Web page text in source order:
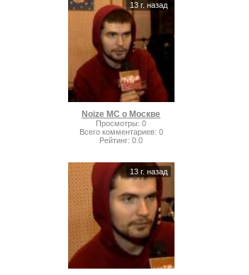
13 г. назад
Noize MC о Москве
Просмотры:0
Всего комментариев: 0
Рейтинг:0.0
13 г. назад